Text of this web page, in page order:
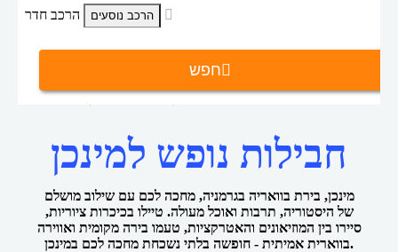
הרכב חדר
חפש
דף הבית חבילות נופש דילים למינכן
חבילות נופש למינכן
מינכן, בירת בוואריה בגרמניה, מחכה לכם עם שילוב מושלם
של היסטוריה, תרבות ואוכל מעולה. טיילו בכיכרות ציוריות,
סיירו בין המוזיאונים והאטרקציות, טעמו בירה מקומית ואווירה
בווארית אמיתית - חופשה בלתי נשכחת מחכה לכם במינכן.